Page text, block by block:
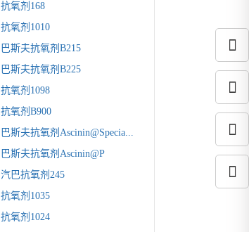
抗氧剂168
抗氧剂1010
巴斯夫抗氧剂B215
巴斯夫抗氧剂B225
抗氧剂1098
抗氧剂B900
巴斯夫抗氧剂Ascinin@Specia...
巴斯夫抗氧剂Ascinin@P
汽巴抗氧剂245
抗氧剂1035
抗氧剂1024